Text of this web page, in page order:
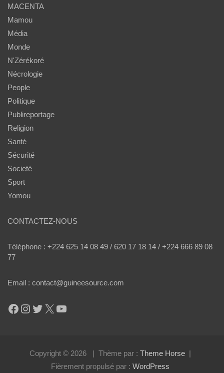
MACENTA
Mamou
Média
Monde
N'Zérékoré
Nécrologie
People
Politique
Publireportage
Religion
Santé
Sécurité
Societé
Sport
Yomou
CONTACTEZ-NOUS
Téléphone : +224 625 14 08 49 / 620 17 18 14 / +224 666 89 08
77
Email : contact@guineesource.com
Facebook
Instagram
Twitter
X YouTube
Copyright © 2026 Thème par : Theme Horse
Fièrement propulsé par : WordPress